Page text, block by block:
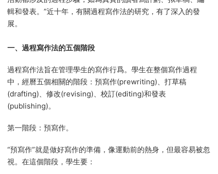
輯和發表。”近十年，有關過程寫作法的研究，有了深入的發
展。
一、過程寫作法的五個階段
過程寫作法旨在管理學生的寫作行爲。學生在整個寫作過程
中，經曆五個相關的階段：預寫作(prewriting)、打草稿
(drafting)、修改(revising)、校訂(editing)和發表
(publishing)。
第一階段：預寫作。
“預寫作”就是做好寫作的準備，像運動前的熱身，但最容易被忽
視。在這個階段，學生要：